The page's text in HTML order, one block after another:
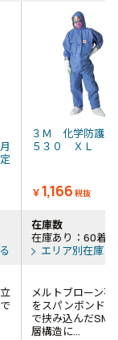
３Ｍ 化学防護
５３０ ＸＬ
￥1,166 税抜
在庫数
在庫あり：60着
エリア別在庫を
メルトブローン不
をスパンボンド
で挟み込んだ
層構造に...